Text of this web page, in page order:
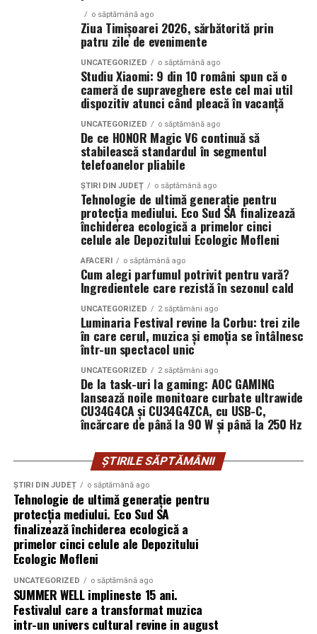
electrice — și
capacitatea reală a
infrastructurii de a livra
energie acolo unde se
desfășoară lucrările.
Centrala fotovoltaică
mobilă este răspunsul
nostru concret la acest
decalaj. Este o soluție
românească, gândită
pentru o problemă
reală a pieței locale,
livrată unui client
român care a luat
decizia corectă de a
investi în echipamente
eligibile pentru
finanțările UE.”
Andrei-Sorin Baciu, co-fondatorUZINEX
Pentru un studiu de caz tehnic complet, cu fotografii și detalii
suplimentare despre implementarea la beneficiar, vezi:
🔗Sursa originală — studiu de caz detaliat:
www.uzinex.ro/studii-de-caz/centrala-fotovoltaica-mobila-
ars-industrial
Verificarea calificărilor angajaților poate include
solicitarea certificatelor de formare profesională sau a
licențelor specifice necesare pentru a desfășura
activități DDD. O firmă care investește în formarea
continuă a angajaților săi demonstrează un angajament
față de excelență și siguranță. De asemenea, este
important ca angajații să fie instruiți în utilizarea
corectă a substanțelor chimice și a echipamentelor,
pentru a minimiza riscurile asociate cu aceste activităț
Asigură-te că firma DDD are
licențe și autorizații valabile
Un alt aspect crucial în alegerea unei firme DDD este
verificarea licențelor și autorizațiilor valabile. Aceste
documente atestă faptul că firma respectivă
îndeplinește toate cerințele legale pentru a desfășura
activități de deratizare, dezinsecție și dezinfectare.
Firmele care operează fără licențe sau autorizații pot
pune în pericol sănătatea clienților și a mediului, iar
serviciile lor pot fi ineficiente sau chiar dăunătoare.
Pentru a verifica legalitatea unei firme DDD, clienții pot
solicita copii ale licențelor și autorizațiilor emise de
să se consulte site-urile oficiale ale instituțiilor care
reglementează acest domeniu, pentru a se asigura că
informațiile obținute sunt actualizate. O firmă
transparentă va fi deschisă la astfel de solicitări și va
oferi toate informațiile necesare pentru a demonstra
conformitatea cu legislația în vigoare.
Analizează portofoliul de
proiecte al firmei DDD
o săptămână ago
Ziua Timișoarei 2026, sărbătorită prin
patru zile de evenimente
UNCATEGORIZED o săptămână ago
Studiu Xiaomi: 9 din 10 români spun că o
cameră de supraveghere este cel mai util
dispozitiv atunci când pleacă în vacanță
UNCATEGORIZED o săptămână ago
De ce HONOR Magic V6 continuă să
stabilească standardul în segmentul
telefoanelor pliabile
ȘTIRI DIN JUDEȚ o săptămână ago
Tehnologie de ultimă generație pentru
protecția mediului. Eco Sud SA finalizează
închiderea ecologică a primelor cinci
celule ale Depozitului Ecologic Mofleni
AFACERI o săptămână ago
Cum alegi parfumul potrivit pentru vară?
Ingredientele care rezistă în sezonul cald
UNCATEGORIZED 2 săptămâni ago
Luminaria Festival revine la Corbu: trei zile
în care cerul, muzica și emoția se întâlnesc
într-un spectacol unic
UNCATEGORIZED 2 săptămâni ago
De la task-uri la gaming: AOC GAMING
lansează noile monitoare curbate ultrawide
CU34G4CA și CU34G4ZCA, cu USB-C,
încărcare de până la 90 W și până la 250 Hz
ȘTIRILE SĂPTĂMÂNII
ȘTIRI DIN JUDEȚ o săptămână ago
Tehnologie de ultimă generație pentru
protecția mediului. Eco Sud SA
finalizează închiderea ecologică a
primelor cinci celule ale Depozitului
Ecologic Mofleni
UNCATEGORIZED o săptămână ago
SUMMER WELL implineste 15 ani.
Festivalul care a transformat muzica
intr-un univers cultural revine in august